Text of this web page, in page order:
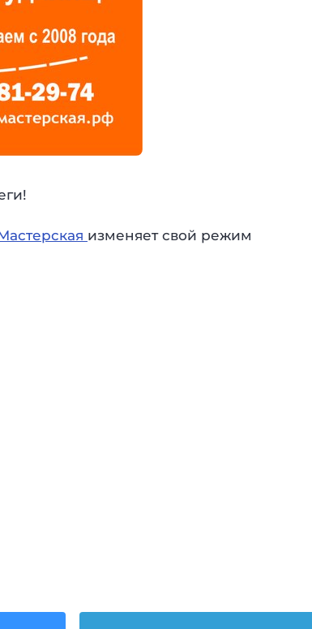
изменяет свой режим